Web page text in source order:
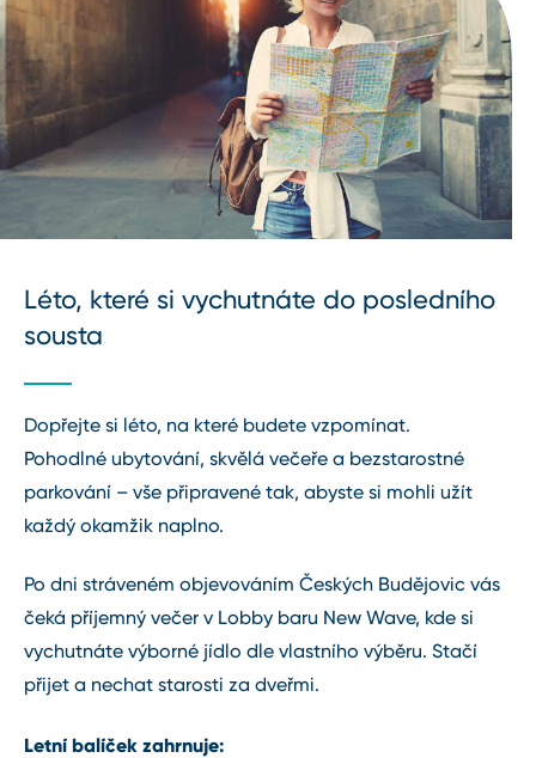
Léto, které si vychutnáte do posledního
sousta
Dopřejte si léto, na které budete vzpomínat.
Pohodlné ubytování, skvělá večeře a bezstarostné
parkování – vše připravené tak, abyste si mohli užít
každý okamžik naplno.
Po dni stráveném objevováním Českých Budějovic vás
čeká příjemný večer v Lobby baru New Wave, kde si
vychutnáte výborné jídlo dle vlastního výběru. Stačí
přijet a nechat starosti za dveřmi.
Letní balíček zahrnuje: